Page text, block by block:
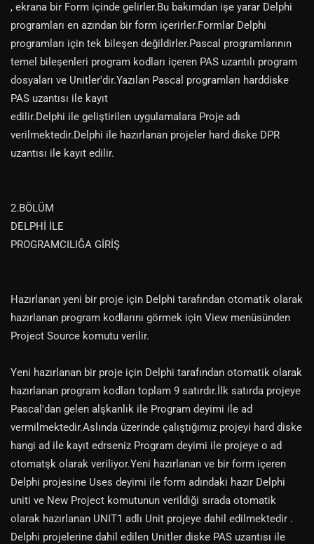
, ekrana bir Form içinde gelirler.Bu bakımdan işe yarar Delphi
programları en azından bir form içerirler.Formlar Delphi
programları için tek bileşen değildirler.Pascal programlarının
temel bileşenleri program kodları içeren PAS uzantılı program
dosyaları ve Unitler'dir.Yazılan Pascal programları harddiske
PAS uzantısı ile kayıt
edilir.Delphi ile geliştirilen uygulamalara Proje adı
verilmektedir.Delphi ile hazırlanan projeler hard diske DPR
uzantısı ile kayıt edilir.
2.BÖLÜM
DELPHİ İLE
PROGRAMCILIĞA GİRİŞ
Hazırlanan yeni bir proje için Delphi tarafından otomatik olarak
hazırlanan program kodlarını görmek için View menüsünden
Project Source komutu verilir.
Yeni hazırlanan bir proje için Delphi tarafından otomatik olarak
hazırlanan program kodları toplam 9 satırdır.İlk satırda projeye
Pascal'dan gelen alşkanlık ile Program deyimi ile ad
vermilmektedir.Aslında üzerinde çalıştığımız projeyi hard diske
hangi ad ile kayıt edrseniz Program deyimi ile projeye o ad
otomatşk olarak veriliyor.Yeni hazırlanan ve bir form içeren
Delphi projesine Uses deyimi ile form adındaki hazır Delphi
uniti ve New Project komutunun verildiği sırada otomatik
olarak hazırlanan UNIT1 adlı Unit projeye dahil edilmektedir .
Delphi projelerine dahil edilen Unitler diske PAS uzantısı ile